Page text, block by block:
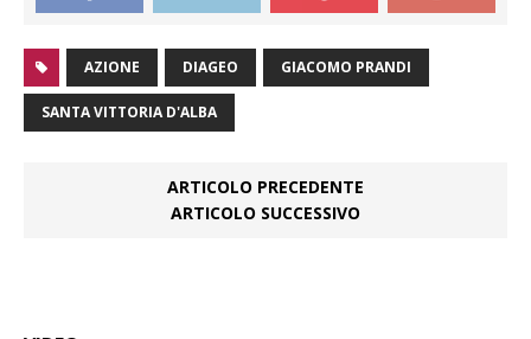
AZIONE DIAGEO GIACOMO PRANDI
SANTA VITTORIA D'ALBA
ARTICOLO PRECEDENTE
ARTICOLO SUCCESSIVO